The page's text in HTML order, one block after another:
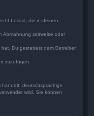
besitzt, die in deinen
Abmahnung zeitweise oder
Du gestattest dem Betreiber,
zuzufügen.
handelt; deutschsprachige
wird. Sie können